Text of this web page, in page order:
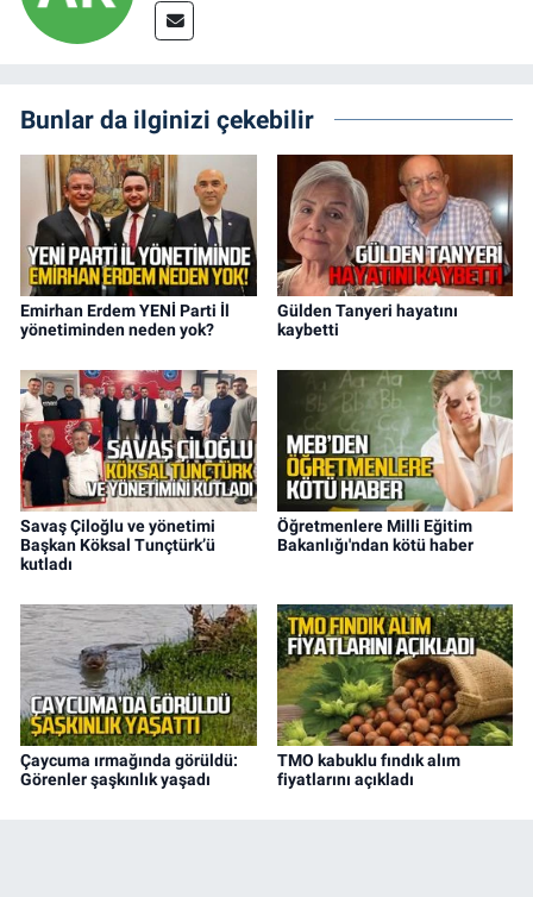
Bunlar da ilginizi çekebilir
Emirhan Erdem YENİ Parti İl
yönetiminden neden yok?
Gülden Tanyeri hayatını
kaybetti
Savaş Çiloğlu ve yönetimi
Başkan Köksal Tunçtürk’ü
kutladı
Öğretmenlere Milli Eğitim
Bakanlığı'ndan kötü haber
Çaycuma ırmağında görüldü:
Görenler şaşkınlık yaşadı
TMO kabuklu fındık alım
fiyatlarını açıkladı